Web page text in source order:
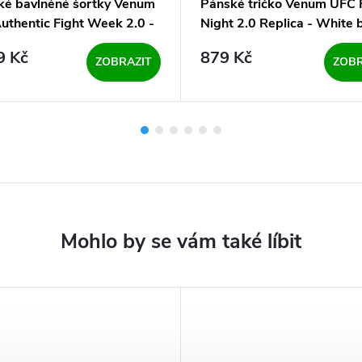
bavlněné šortky Venum
Fight Week 2.0 -
Kč ZOBRAZIT
Pánské tričko Venum UFC
Night 2.0 Replica - White
879 Kč